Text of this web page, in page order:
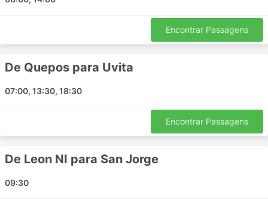
Tamarindo - Jaco Puntarenas
Dominical - Jaco Puntarenas
Playa Hermosa Puntarenas - San Jose
Manuel Antonio - San Juan del Sur
Playa Hermosa Puntarenas - Dominical
Encontrar Passagens
De Quepos para Uvita
07:00, 13:30, 18:30
Encontrar Passagens
De Leon NI para San Jorge
09:30